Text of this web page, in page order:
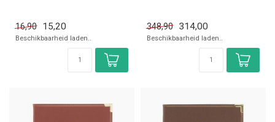
16,90 15,20
Beschikbaarheid laden..
348,90 314,00
Beschikbaarheid laden..